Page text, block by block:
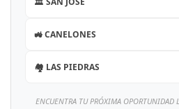
🚜 CANELONES
🏘️ LAS PIEDRAS
ENCUENTRA TU PRÓXIMA OPORTUNIDAD